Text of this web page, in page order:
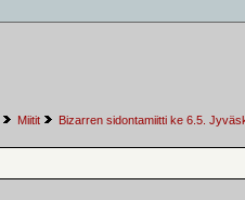
Miitit Bizarren sidontamiitti ke 6.5.